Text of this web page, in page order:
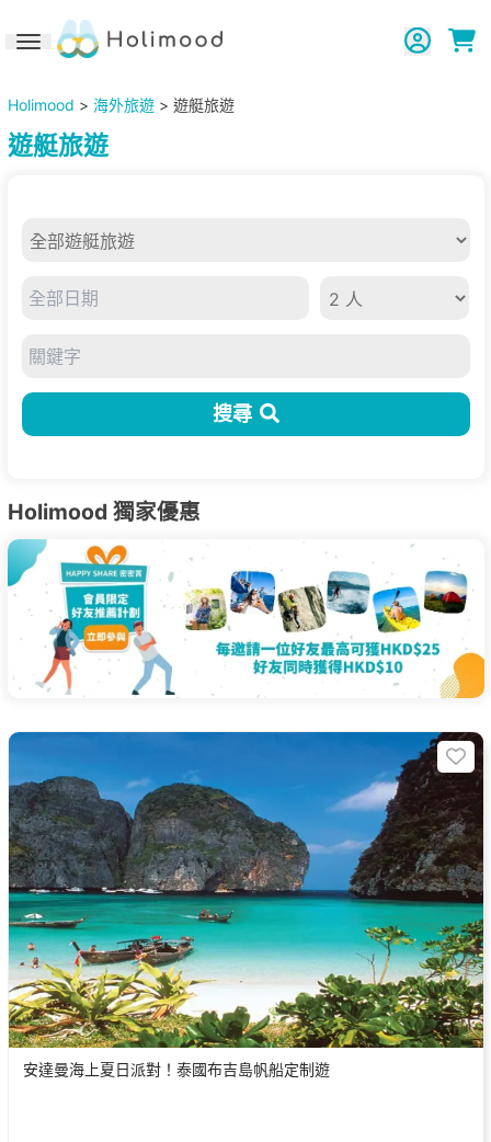
Toggle navigation
Holimood > 海外旅遊> 遊艇旅遊
遊艇旅遊
搜尋
Holimood 獨家優惠
安達曼海上夏日派對！泰國布吉島帆船定制遊